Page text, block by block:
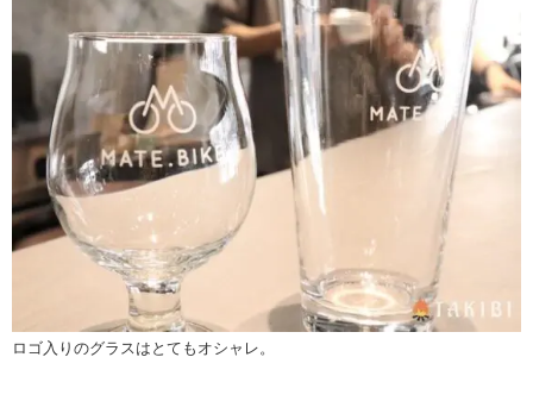
ロゴ入りのグラスはとてもオシャレ。